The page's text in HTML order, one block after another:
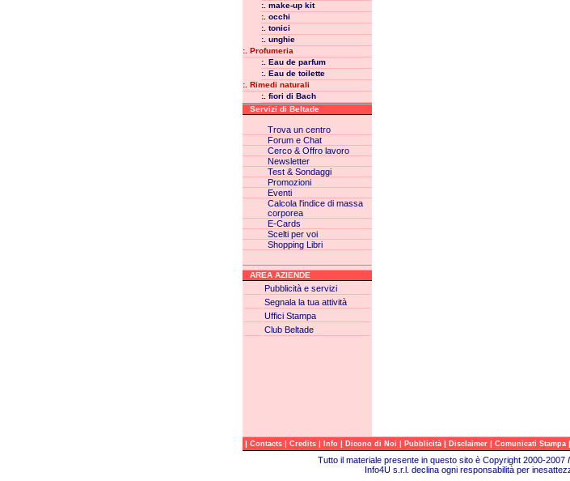
:. make-up kit
:. occhi
:. tonici
:. unghie
:. Profumeria
:. Eau de parfum
:. Eau de toilette
:. Rimedi naturali
:. fiori di Bach
Servizi di Beltade
Trova un centro
Forum e Chat
Cerco & Offro lavoro
Newsletter
Test & Sondaggi
Promozioni
Eventi
Calcola l'indice di massa
corporea
E-Cards
Scelti per voi
Shopping Libri
AREA AZIENDE
Pubblicità e servizi
Segnala la tua attività
Uffici Stampa
Club Beltade
| Contacts | Credits | Info | Dicono di Noi | Pubblicità | Disclaimer | Comunicati Stampa |
Tutto il materiale presente in questo sito è Copyright 2000-2007
Info4U s.r.l. declina ogni responsabilità per